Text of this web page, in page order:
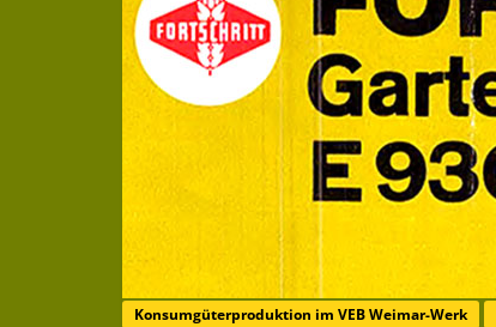
Konsumgüterproduktion im VEB Weimar-Werk